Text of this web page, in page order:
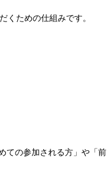
ための仕組みです。
ての参加される方」や「前